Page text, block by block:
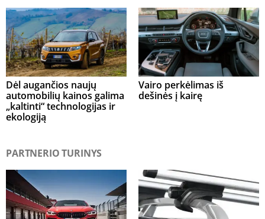
Dėl augančios naujų
automobilių kainos galima
„kaltinti“ technologijas ir
ekologiją
Vairo perkėlimas iš
dešinės į kairę
PARTNERIO TURINYS